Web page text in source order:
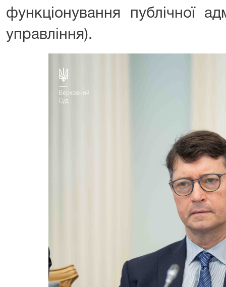
функціонування публічної
управління).